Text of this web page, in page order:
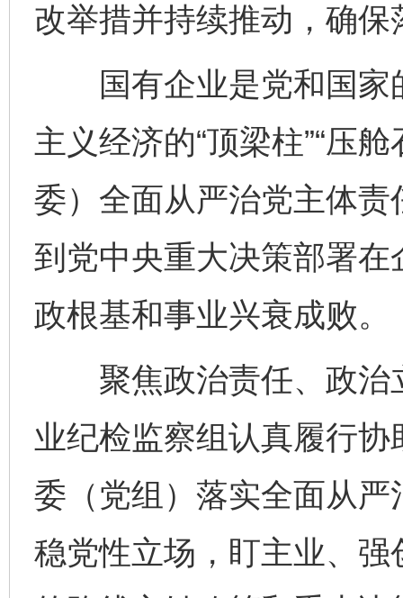
改举措并持续推动，确保
国有企业是党和国家
主义经济的“顶梁柱”“压
委）全面从严治党主体
到党中央重大决策部署
政根基和事业兴衰成败。
聚焦政治责任、政治
业纪检监察组认真履行
委（党组）落实全面从
稳党性立场，盯主业、